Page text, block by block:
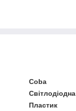
Coba
Світлодіодна
Пластик